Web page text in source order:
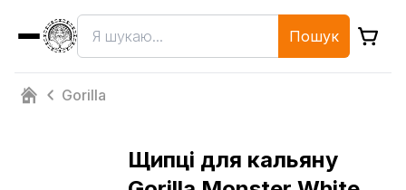
Пошук
Gorilla
Щипці для кальяну